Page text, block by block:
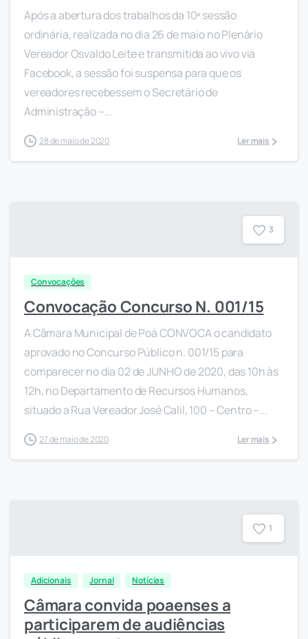
Após a abertura dos trabalhos da 10ª sessão
ordinária, realizada no dia 26 de maio no Plenário
Vereador Osvaldo Leite e transmitida ao vivo via
Facebook, a sessão foi suspensa para que os
vereadores recebessem o Secretário de
Administração –...
28 de maio de 2020 Ler mais
3
Convocações
Convocação Concurso N. 001/15
A Câmara Municipal de Poá CONVOCA o candidato
aprovado no Concurso Público n. 001/15 para
comparecer no dia 02 de JUNHO de 2020, das 10h às
12h, no Departamento de Recursos Humanos,
situado a Rua Vereador José Calil, 100 – Centro –...
27 de maio de 2020 Ler mais
1
Adicionais Jornal Notícias
Câmara convida poaenses a
participarem de audiências